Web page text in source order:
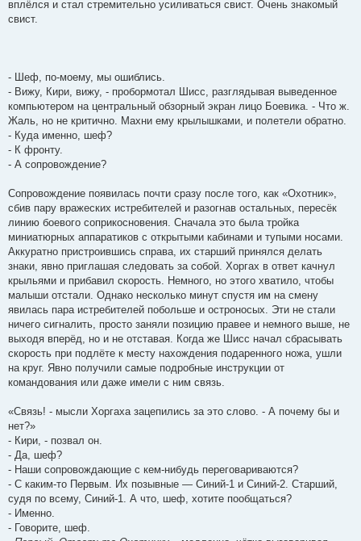
вплёлся и стал стремительно усиливаться свист. Очень знакомый
свист.
- Шеф, по-моему, мы ошиблись.
- Вижу, Кири, вижу, - пробормотал Шисс, разглядывая выведенное
компьютером на центральный обзорный экран лицо Боевика. - Что ж.
Жаль, но не критично. Махни ему крылышками, и полетели обратно.
- Куда именно, шеф?
- К фронту.
- А сопровождение?
Сопровождение появилась почти сразу после того, как «Охотник»,
сбив пару вражеских истребителей и разогнав остальных, пересёк
линию боевого соприкосновения. Сначала это была тройка
миниатюрных аппаратиков с открытыми кабинами и тупыми носами.
Аккуратно пристроившись справа, их старший принялся делать
знаки, явно приглашая следовать за собой. Хоргах в ответ качнул
крыльями и прибавил скорость. Немного, но этого хватило, чтобы
малыши отстали. Однако несколько минут спустя им на смену
явилась пара истребителей побольше и остроносых. Эти не стали
ничего сигналить, просто заняли позицию правее и немного выше, не
выходя вперёд, но и не отставая. Когда же Шисс начал сбрасывать
скорость при подлёте к месту нахождения подаренного ножа, ушли
на круг. Явно получили самые подробные инструкции от
командования или даже имели с ним связь.
«Связь! - мысли Хоргаха зацепились за это слово. - А почему бы и
нет?»
- Кири, - позвал он.
- Да, шеф?
- Наши сопровождающие с кем-нибудь переговариваются?
- С каким-то Первым. Их позывные — Синий-1 и Синий-2. Старший,
судя по всему, Синий-1. А что, шеф, хотите пообщаться?
- Именно.
- Говорите, шеф.